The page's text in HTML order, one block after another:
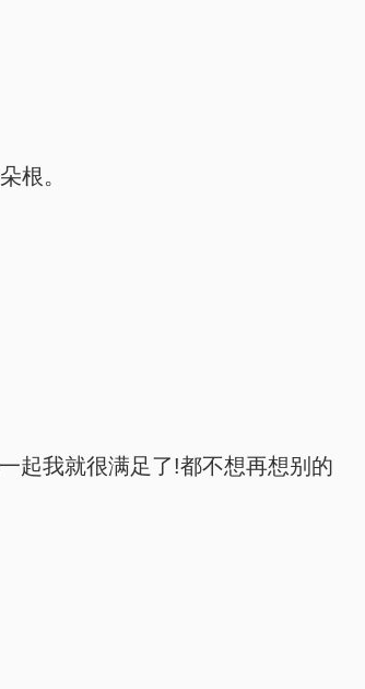
根。
起我就很满足了!都不想再想别的